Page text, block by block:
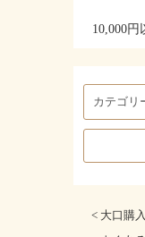
10,000円
< 大口購